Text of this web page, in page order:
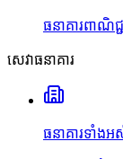
ធនាគារពាណិជ្ជ
សេវាធនាគារ
ធនាគារទាំងអ